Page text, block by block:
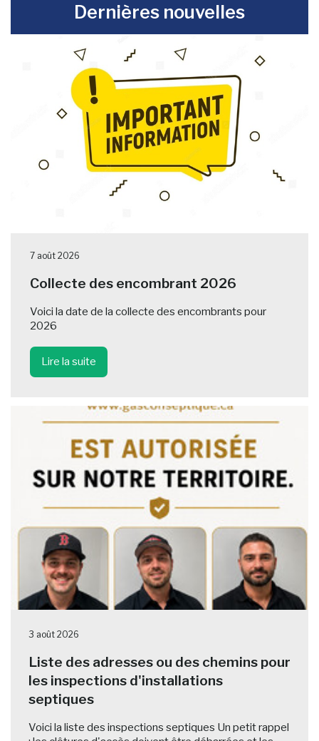
Dernières nouvelles
7 août 2026
Collecte des encombrant 2026
Voici la date de la collecte des encombrants pour
2026
Lire la suite
3 août 2026
Liste des adresses ou des chemins pour
les inspections d'installations
septiques
Voici la liste des inspections septiques Un petit rappel